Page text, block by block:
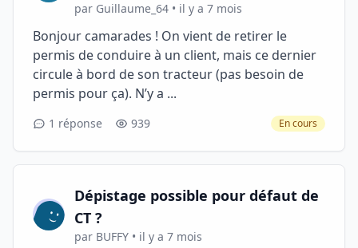
par Guillaume_64 • il y a 7 mois
Bonjour camarades ! On vient de retirer le
permis de conduire à un client, mais ce dernier
circule à bord de son tracteur (pas besoin de
permis pour ça). N’y a ...
1 réponse 939 En cours
Dépistage possible pour défaut de
CT ?
par BUFFY • il y a 7 mois